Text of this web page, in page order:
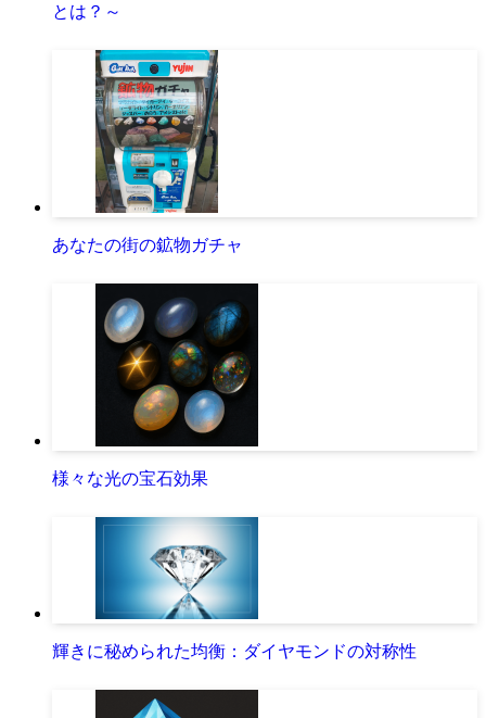
とは？～
あなたの街の鉱物ガチャ
様々な光の宝石効果
輝きに秘められた均衡：ダイヤモンドの対称性